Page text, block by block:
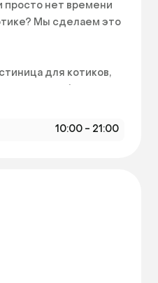
просто нет времени
Мы сделаем это
для котиков,
всегда небольшое
подход к
10:00 - 21:00